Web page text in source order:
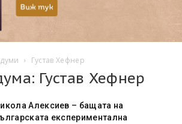
Густав Хефнер
Густав Хефнер
Алексиев – бащата на
експериментална